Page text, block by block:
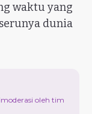
waktu yang
dunia
oleh tim